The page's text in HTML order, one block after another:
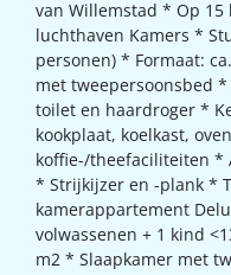
van Willemstad * Op 15
luchthaven Kamers *
personen) * Formaat:
met tweepersoonsbed
toilet en haardroger *
kookplaat, koelkast,
koffie-/theefaciliteiten *
* Strijkijzer en -plank *
kamerappartement
volwassenen + 1 kind
m2 * Slaapkamer met